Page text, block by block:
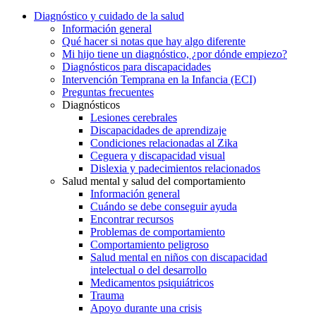
Diagnóstico y cuidado de la salud
Información general
Qué hacer si notas que hay algo diferente
Mi hijo tiene un diagnóstico, ¿por dónde empiezo?
Diagnósticos para discapacidades
Intervención Temprana en la Infancia (ECI)
Preguntas frecuentes
Diagnósticos
Lesiones cerebrales
Discapacidades de aprendizaje
Condiciones relacionadas al Zika
Ceguera y discapacidad visual
Dislexia y padecimientos relacionados
Salud mental y salud del comportamiento
Información general
Cuándo se debe conseguir ayuda
Encontrar recursos
Problemas de comportamiento
Comportamiento peligroso
Salud mental en niños con discapacidad
intelectual o del desarrollo
Medicamentos psiquiátricos
Trauma
Apoyo durante una crisis